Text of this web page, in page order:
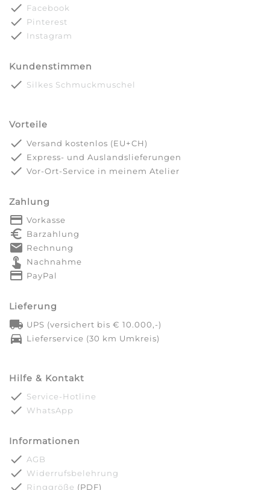
done Facebook
done Pinterest
done Instagram
Kundenstimmen
done Silkes Schmuckmuschel
Vorteile
done Versand kostenlos (EU+CH)
done Express- und Auslandslieferungen
done Vor-Ort-Service in meinem Atelier
Zahlung
payment Vorkasse
euro_symbol Barzahlung
markunread Rechnung
touch_app Nachnahme
credit_card PayPal
Lieferung
local_shipping UPS (versichert bis € 10.000,-)
directions_car Lieferservice (30 km Umkreis)
Hilfe & Kontakt
done Service-Hotline
done WhatsApp
Informationen
done AGB
done Widerrufsbelehrung
Ringgröße (PDF)